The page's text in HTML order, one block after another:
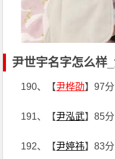
尹世宇名字怎么样
190、【尹桦劭】97分
191、【尹泓武】85分
192、【尹婷祎】83分